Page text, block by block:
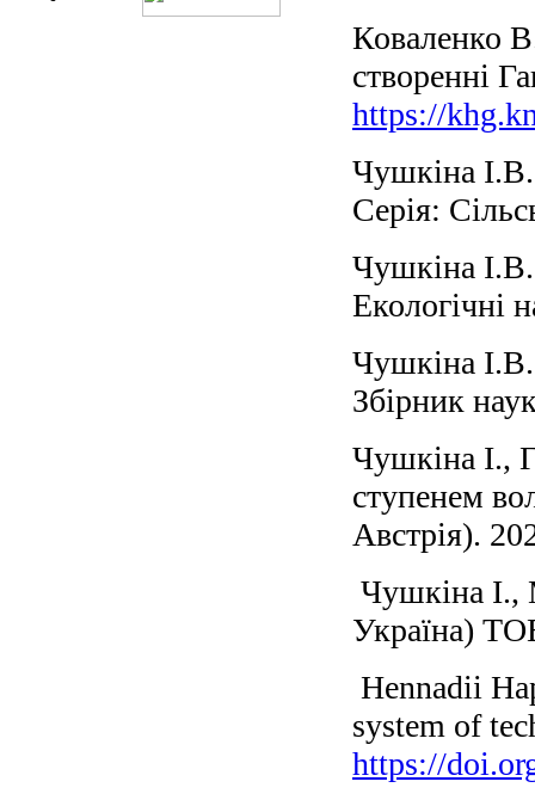
Коваленко
створенні
https://
Чушкіна
Серія:
Чушкіна
Екологічні
Чушкіна
Збірник
Чушкіна І.,
ступенем
Австрія).
Чушкіна І.,
Україна)
Hennadii
system of
https://